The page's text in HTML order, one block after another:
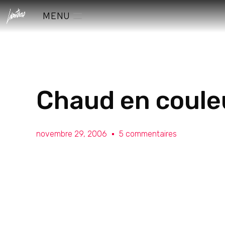
MENU
Chaud en
novembre 29, 2006 5 commentaires